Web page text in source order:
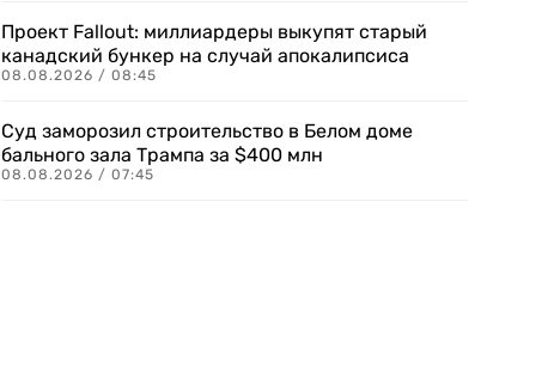
Проект Fallout: миллиардеры выкупят старый
канадский бункер на случай апокалипсиса
08.08.2026 / 08:45
Суд заморозил строительство в Белом доме
бального зала Трампа за $400 млн
08.08.2026 / 07:45